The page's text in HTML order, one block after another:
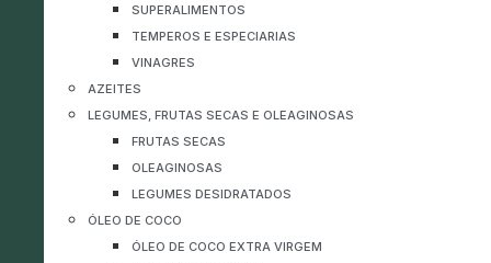
SUPERALIMENTOS
TEMPEROS E ESPECIARIAS
VINAGRES
AZEITES
LEGUMES, FRUTAS SECAS E OLEAGINOSAS
FRUTAS SECAS
OLEAGINOSAS
LEGUMES DESIDRATADOS
ÓLEO DE COCO
ÓLEO DE COCO EXTRA VIRGEM